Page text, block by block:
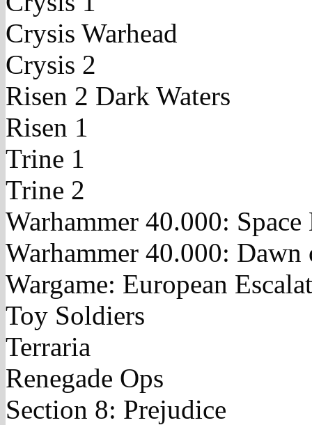
Crysis Warhead
Crysis 2
Risen 2 Dark Waters
Risen 1
Trine 1
Trine 2
Warhammer 40.000:
Warhammer 40.000: Dawn
Wargame: European
Toy Soldiers
Terraria
Renegade Ops
Section 8: Prejudice